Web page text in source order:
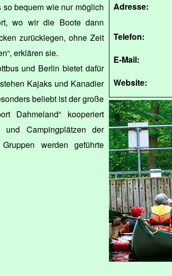
Adresse:
Telefon:
E-Mail:
Website:
bequem wie nur möglich
wo wir die Boote dann
zurücklegen, ohne Zeit
erklären sie.
und Berlin bietet dafür
Kajaks und Kanadier
beliebt ist der große
Dahmeland“ kooperiert
und Campingplätzen der
werden geführte